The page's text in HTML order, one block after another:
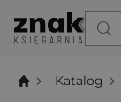
Katalog